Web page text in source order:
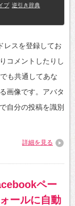
プ 逆引き辞典
レスを登録してお
コメントしたりし
も共通してあな
画像です。アバタ
自分の投稿を識別
詳細を見る
ペー
ールに自動